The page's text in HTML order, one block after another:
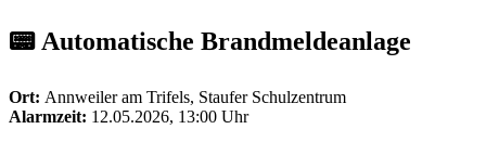
📟 Automatische Brandmeldeanlage
Ort: Annweiler am Trifels, Staufer Schulzentrum
Alarmzeit: 12.05.2026, 13:00 Uhr